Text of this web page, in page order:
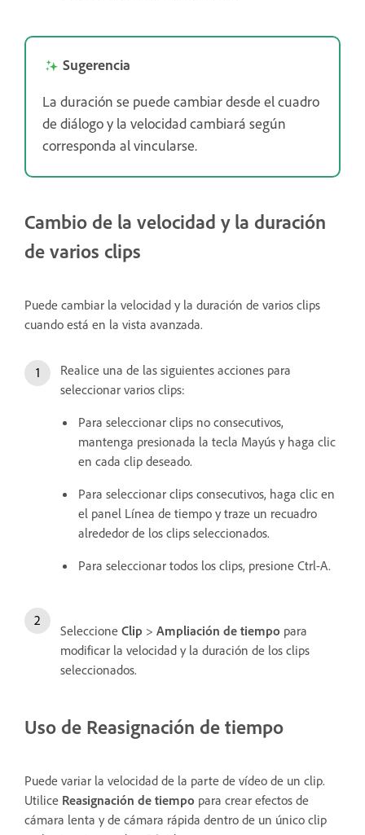
Sugerencia
La duración se puede cambiar desde el cuadro
de diálogo y la velocidad cambiará según
corresponda al vincularse.
Cambio de la velocidad y la duración
de varios clips
Puede cambiar la velocidad y la duración de varios clips
cuando está en la vista avanzada.
Realice una de las siguientes acciones para
seleccionar varios clips:
Para seleccionar clips no consecutivos,
mantenga presionada la tecla Mayús y haga clic
en cada clip deseado.
Para seleccionar clips consecutivos, haga clic en
el panel Línea de tiempo y traze un recuadro
alrededor de los clips seleccionados.
Para seleccionar todos los clips, presione Ctrl-A.
Seleccione Clip > Ampliación de tiempo para
modificar la velocidad y la duración de los clips
seleccionados.
Uso de Reasignación de tiempo
Puede variar la velocidad de la parte de vídeo de un clip.
Utilice Reasignación de tiempo para crear efectos de
cámara lenta y de cámara rápida dentro de un único clip